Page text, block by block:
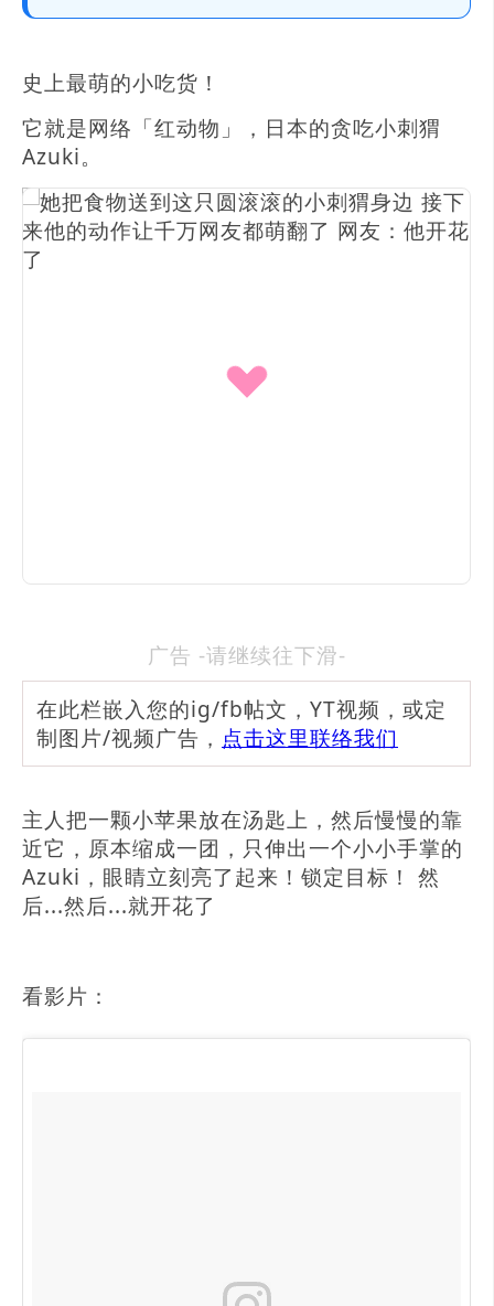
史上最萌的小吃货！
它就是网络「红动物」，日本的贪吃小刺猬
Azuki。
广告 -请继续往下滑-
在此栏嵌入您的ig/fb帖文，YT视频，或定
制图片/视频广告， 点击这里联络我们
主人把一颗小苹果放在汤匙上，然后慢慢的靠
近它，原本缩成一团，只伸出一个小小手掌的
Azuki，眼睛立刻亮了起来！锁定目标！ 然
后...然后...就开花了
看影片：